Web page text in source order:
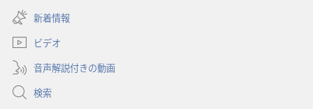
タ
で
開
く）
し
い
タ
ブ
で
開
く）
新着情報
ビデオ
音声解説付きの動画
検索